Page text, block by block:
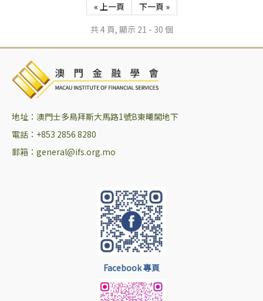
« 上一頁
下一頁 »
共 4 頁, 顯示 21 - 30 個
地址：澳門士多鳥拜斯大馬路1號B東曦閣地下
電話：+853 2856 8280
郵箱：general@ifs.org.mo
Facebook 專頁